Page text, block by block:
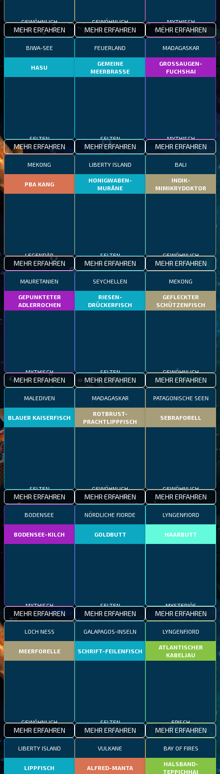
GEWÖHNLICH
MEHR ERFAHREN
GEWÖHNLICH
MEHR ERFAHREN
MYTHISCH
MEHR ERFAHREN
BIWA-SEE
HASU
SELTEN
MEHR ERFAHREN
FEUERLAND
GEMEINE
MEERBRASSE
SELTEN
MEHR ERFAHREN
MADAGASKAR
GROSSAUGEN-
FUCHSHAI
MYTHISCH
MEHR ERFAHREN
MEKONG
PBA KANG
LEGENDÄR
MEHR ERFAHREN
LIBERTY ISLAND
HONIGWABEN-
MURÄNE
SELTEN
MEHR ERFAHREN
BALI
INDIK-
MIMIKRYDOKTOR
GEWÖHNLICH
MEHR ERFAHREN
MAURETANIEN
GEPUNKTETER
ADLERROCHEN
MYTHISCH
MEHR ERFAHREN
SEYCHELLEN
RIESEN-
DRÜCKERFISCH
SELTEN
MEHR ERFAHREN
MEKONG
GEFLECKTER
SCHÜTZENFISCH
GEWÖHNLICH
MEHR ERFAHREN
MALEDIVEN
BLAUER KAISERFISCH
SELTEN
MEHR ERFAHREN
MADAGASKAR
ROTBRUST-
PRACHTLIPPFISCH
GEWÖHNLICH
MEHR ERFAHREN
PATAGONISCHE SEEN
SEBRAFORELL
GEWÖHNLICH
MEHR ERFAHREN
BODENSEE
BODENSEE-KILCH
MYTHISCH
MEHR ERFAHREN
NÖRDLICHE FJORDE
GOLDBUTT
SELTEN
MEHR ERFAHREN
LYNGENFJORD
HAARBUTT
MYSTERIÖS
MEHR ERFAHREN
LOCH NESS
MEERFORELLE
GEWÖHNLICH
MEHR ERFAHREN
GALAPAGOS-INSELN
SCHRIFT-FEILENFISCH
SELTEN
MEHR ERFAHREN
LYNGENFJORD
ATLANTISCHER
KABELJAU
EPISCH
MEHR ERFAHREN
LIBERTY ISLAND
LIPPFISCH
VULKANE
ALFRED-MANTA
BAY OF FIRES
HALSBAND-
TEPPICHHAI